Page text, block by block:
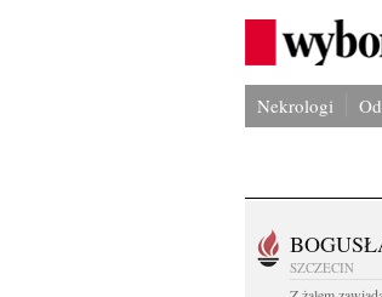
Nekrologi
SZCZECIN